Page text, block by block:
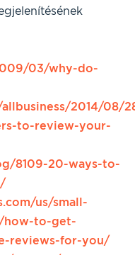
03/why-do-
2014/08/
to-review-your-
8109-20-ways-to-
us/small-
how-to-get-
reviews-for-you/